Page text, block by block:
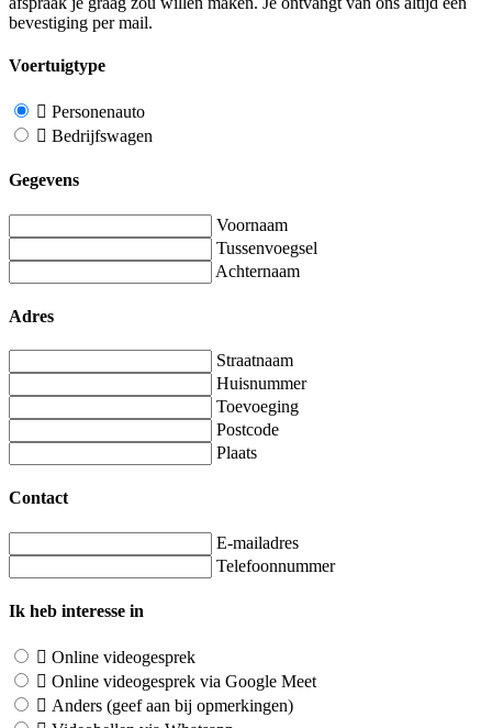
bevestiging per mail.
Voertuigtype
Personenauto
Bedrijfswagen
Gegevens
Voornaam
Tussenvoegsel
Achternaam
Adres
Straatnaam
Huisnummer
Toevoeging
Postcode
Plaats
Contact
E-mailadres
Telefoonnummer
Ik heb interesse in
Online videogesprek
Online videogesprek via Google Meet
Anders (geef aan bij opmerkingen)